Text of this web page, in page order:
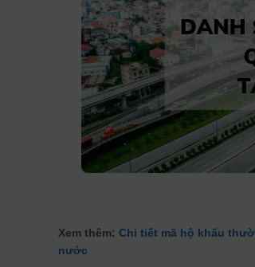
Xem thêm:Chi tiết mã hộ khẩu
nước